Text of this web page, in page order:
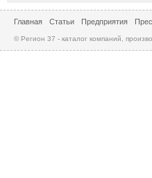
Главная Статьи Предприятия
© Регион 37 - каталог компаний,